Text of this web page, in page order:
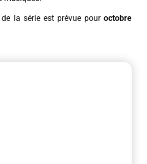
de la série est prévue pouroctobre